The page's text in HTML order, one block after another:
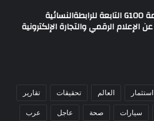
چرمين عامر تنضم إلى منظمة G100 التابعة للرابطةالنسائية
استثمار العالم تحقيقات تقارير
سيارات صحة عاجل عرب